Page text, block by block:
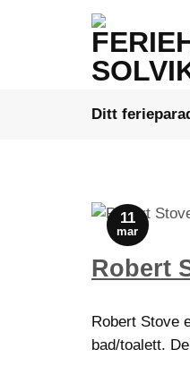
Ditt
11
mar
Robert
Robert Stove
bad/toalett.